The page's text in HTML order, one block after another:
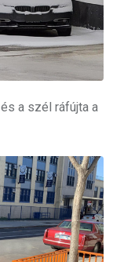
a szél ráfújta a